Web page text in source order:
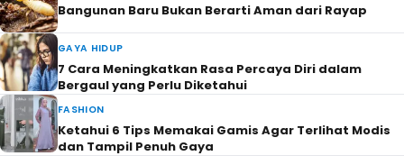
Bangunan Baru Bukan Berarti Aman dari Rayap
GAYA HIDUP
7 Cara Meningkatkan Rasa Percaya Diri dalam
Bergaul yang Perlu Diketahui
FASHION
Ketahui 6 Tips Memakai Gamis Agar Terlihat Modis
dan Tampil Penuh Gaya